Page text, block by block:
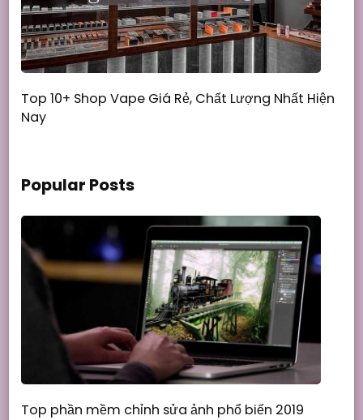
Top 10+ Shop Vape Giá Rẻ, Chất Lượng Nhất Hiện
Nay
Popular Posts
Top phần mềm chỉnh sửa ảnh phổ biến 2019